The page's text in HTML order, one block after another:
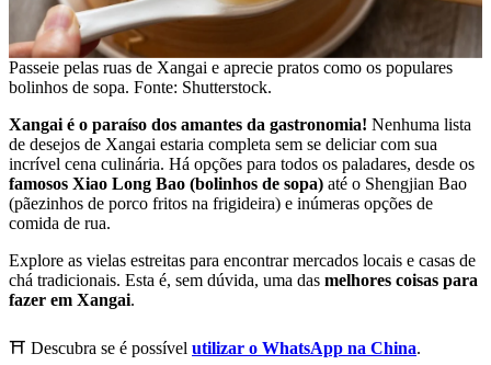
Passeie pelas ruas de Xangai e aprecie pratos como os populares
bolinhos de sopa. Fonte: Shutterstock.
Xangai é o paraíso dos amantes da gastronomia! Nenhuma lista
de desejos de Xangai estaria completa sem se deliciar com sua
incrível cena culinária. Há opções para todos os paladares, desde os
famosos Xiao Long Bao (bolinhos de sopa) até o Shengjian Bao
(pãezinhos de porco fritos na frigideira) e inúmeras opções de
comida de rua.
Explore as vielas estreitas para encontrar mercados locais e casas de
chá tradicionais. Esta é, sem dúvida, uma das melhores coisas para
fazer em Xangai.
⛩️ Descubra se é possível utilizar o WhatsApp na China.